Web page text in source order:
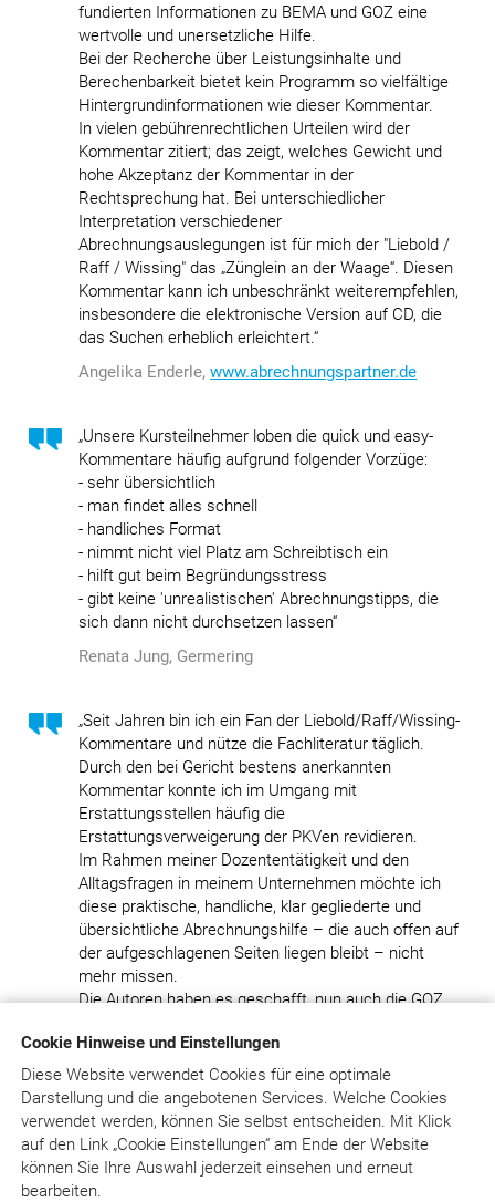
Cookie Hinweise und Einstellungen
Diese Website verwendet Cookies für eine optimale
Darstellung und die angebotenen Services. Welche Cookies
verwendet werden, können Sie selbst entscheiden. Mit Klick
aufden Link „Cookie Einstellungen“ am Ende der Website
können Sie Ihre Auswahl jederzeit einsehen und erneut
bearbeiten.
fundierten Informationen zu BEMA und GOZ eine
wertvolle und unersetzliche Hilfe.
Bei der Recherche über Leistungsinhalte und
Berechenbarkeit bietet kein Programm so vielfältige
Hintergrundinformationen wie dieser Kommentar.
In vielen gebührenrechtlichen Urteilen wird der
Kommentar zitiert; das zeigt, welches Gewicht und
hohe Akzeptanz der Kommentar in der
Rechtsprechung hat. Bei unterschiedlicher
Interpretation verschiedener
Abrechnungsauslegungen ist für mich der "Liebold /
Raff / Wissing" das „Zünglein an der Waage“. Diesen
Kommentar kann ich unbeschränkt weiterempfehlen,
insbesondere die elektronische Version auf CD, die
das Suchen erheblich erleichtert.“
Angelika Enderle,www.abrechnungspartner.de
„Unsere Kursteilnehmer loben die quick und easy-
Kommentare häufig aufgrund folgender Vorzüge:
- sehr übersichtlich
- man findet alles schnell
- handliches Format
- nimmt nicht viel Platz am Schreibtisch ein
- hilft gut beim Begründungsstress
- gibt keine 'unrealistischen' Abrechnungstipps, die
sich dann nicht durchsetzen lassen“
Renata Jung, Germering
„Seit Jahren bin ich ein Fan der Liebold/Raff/Wissing-
Kommentare und nütze die Fachliteratur täglich.
Durch den bei Gericht bestens anerkannten
Kommentar konnte ich im Umgang mit
Erstattungsstellen häufig die
Erstattungsverweigerung der PKVen revidieren.
Im Rahmen meiner Dozententätigkeit und den
Alltagsfragen in meinem Unternehmen möchte ich
diese praktische, handliche, klar gegliederte und
übersichtliche Abrechnungshilfe – die auch offen auf
der aufgeschlagenen Seiten liegen bleibt – nicht
mehr missen.
Die Autoren haben es geschafft, nun auch die GOZ
Leistungen kompakt in diesem kleinen aber feinen
Werk klar zu definieren. Ich denke, dieses
Nachschlagewerk, wie auch BEMA quick & easy,
sollte in keiner Praxis fehlen. Im Rahmen der PKV-
Erstattungsproblematik, bei Erstellung von
Seminarhandbüchern oder im Rahmen von Gutachten
weiche ich auf den großen Online-Kommentar aus,